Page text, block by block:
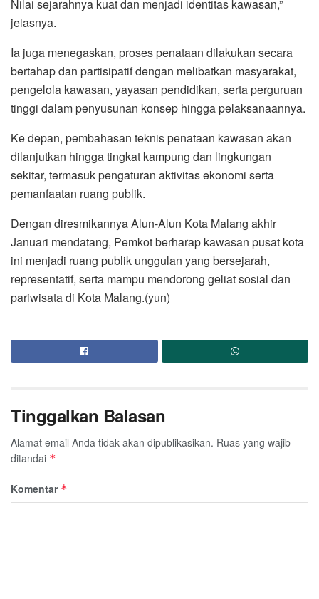
Nilai sejarahnya kuat dan menjadi identitas kawasan,”
jelasnya.
Ia juga menegaskan, proses penataan dilakukan secara
bertahap dan partisipatif dengan melibatkan masyarakat,
pengelola kawasan, yayasan pendidikan, serta perguruan
tinggi dalam penyusunan konsep hingga pelaksanaannya.
Ke depan, pembahasan teknis penataan kawasan akan
dilanjutkan hingga tingkat kampung dan lingkungan
sekitar, termasuk pengaturan aktivitas ekonomi serta
pemanfaatan ruang publik.
Dengan diresmikannya Alun-Alun Kota Malang akhir
Januari mendatang, Pemkot berharap kawasan pusat kota
ini menjadi ruang publik unggulan yang bersejarah,
representatif, serta mampu mendorong geliat sosial dan
pariwisata di Kota Malang.(yun)
Tinggalkan Balasan
Alamat email Anda tidak akan dipublikasikan. Ruas yang wajib
ditandai *
Komentar *